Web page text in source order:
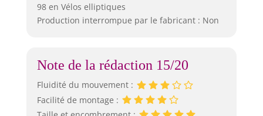
98 en Vélos elliptiques
Production interrompue par le fabricant : Non
Note de la rédaction 15/20
Fluidité du mouvement :
Facilité de montage :